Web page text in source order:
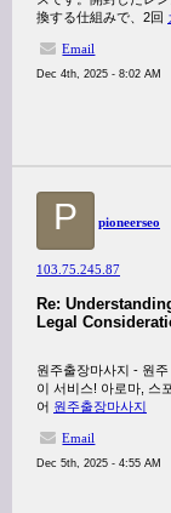
換する仕組みで、2回
Email
Dec 4th, 2025 - 8:02 AM
P pioneerseo
103.75.245.87
Re:
Legal
원주출장마사지 - 원
이 서비스! 아로마, 스
어 원주출장마사지
Email
Dec 5th, 2025 - 4:55 AM